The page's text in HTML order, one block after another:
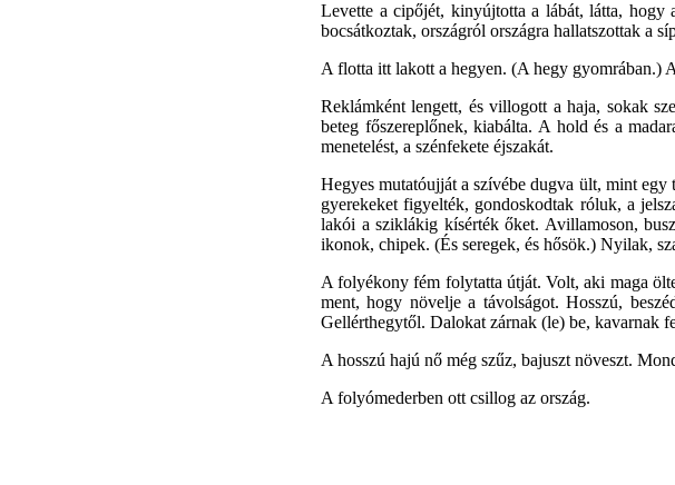
Levette a cipőjét, kinyújtotta a lábát, látta, hogy
bocsátkoztak, országról országra hallatszottak a
A flotta itt lakott a hegyen. (A hegy gyomrában.)
Reklámként lengett, és villogott a haja, sokak
beteg főszereplőnek, kiabálta. A hold és a
menetelést, a szénfekete éjszakát.
Hegyes mutatóujját a szívébe dugva ült, mint
gyerekeket figyelték, gondoskodtak róluk, a
lakói a sziklákig kísérték őket. Avillamoson,
ikonok, chipek. (És seregek, és hősök.) Nyilak,
A folyékony fém folytatta útját. Volt, aki maga
ment, hogy növelje a távolságot. Hosszú,
Gellérthegytől. Dalokat zárnak (le) be, kavarnak
A hosszú hajú nő még szűz, bajuszt növeszt.
A folyómederben ott